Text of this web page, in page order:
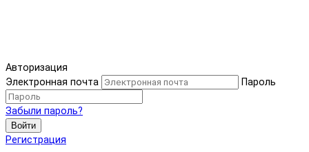
Авторизация
Электронная почта
Пароль
Забыли пароль?
Войти
Регистрация